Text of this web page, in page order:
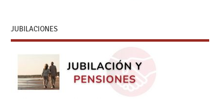
JUBILACIONES